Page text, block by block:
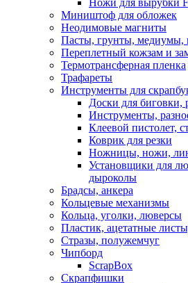
Миништоф для обложек
Неодимовые магниты
Пасты, грунты, медиумы,
Переплетный кожзам и
Термотрансферная пленка
Трафареты
Инструменты для
Доски для биговки,
Инструменты,
Клеевой пистолет,
Коврик для резки
Ножницы, ножи,
Установщики для
дыроколы
Брадсы, анкера
Кольцевые механизмы
Кольца, уголки, люверсы
Пластик, ацетатные
Стразы, полужемчуг
Чипборд
ScrapBox
Скрапфишки